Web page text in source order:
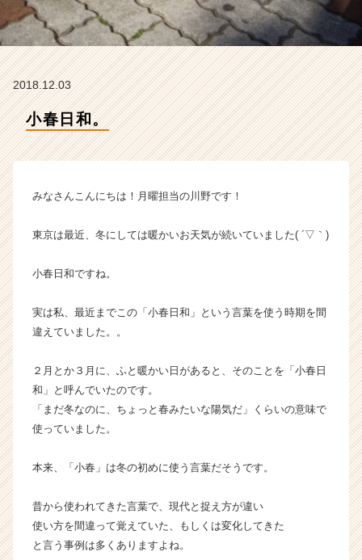
成
長
企
ト
届
就
チ
ャ
リ
ア
（C
e
C
a
e
2018.12.03
小春日和。
みなさんこんにちは！月曜担当の川野です！
東京は最近、冬にしては暖かいお天気が続いていました( ´▽｀)
小春日和ですね。
実は私、最近までこの「小春日和」という言葉を使う時期を間
違えていました。。
２月とか３月に、ふと暖かい日があると、そのことを「小春日
和」と呼んでいたのです。
「まだ冬なのに、ちょっと春みたいな陽気だ」くらいの意味で
使っていました。
本来、「小春」は冬の初めに使う言葉だそうです。
昔から使われてきた言葉で、現代と捉え方が違い
使い方を間違って覚えていた、もしくは変化してきた
と言う事例は多くありますよね。